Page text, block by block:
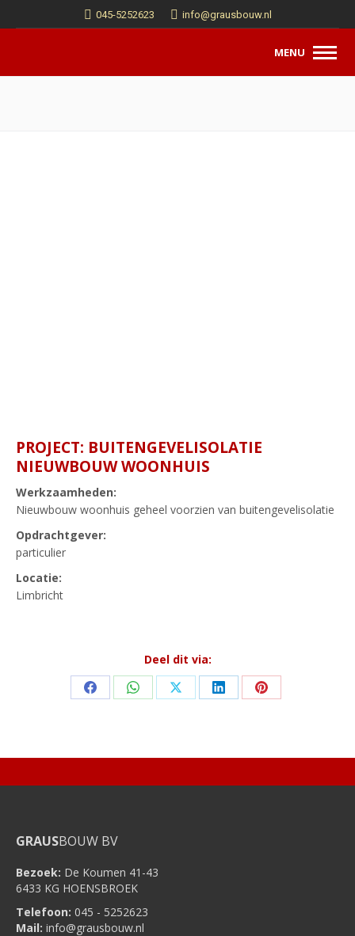
045-5252623 info@grausbouw.nl
MENU
PROJECT: BUITENGEVELISOLATIE
NIEUWBOUW WOONHUIS
Werkzaamheden:
Nieuwbouw woonhuis geheel voorzien van buitengevelisolatie
Opdrachtgever:
particulier
Locatie:
Limbricht
Deel dit via:
Share Share Share Share Share
GRAUSBOUW BV
Bezoek: De Koumen 41-43
6433 KG HOENSBROEK
Telefoon: 045 - 5252623
Mail: info@grausbouw.nl